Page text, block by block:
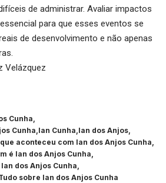
de administrar. Avaliar impactos
para que esses eventos se
de desenvolvimento e não apenas
Velázquez
Cunha
Cunha Ian Cunha Ian dos Anjos
que aconteceu com Ian dos Anjos Cunha
é Ian dos Anjos Cunha
dos Anjos Cunha
sobre Ian dos Anjos Cunha